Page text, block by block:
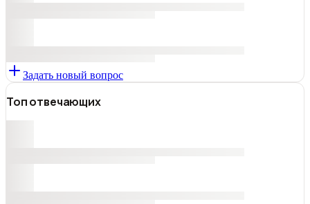
Задать новый вопрос
Топ отвечающих